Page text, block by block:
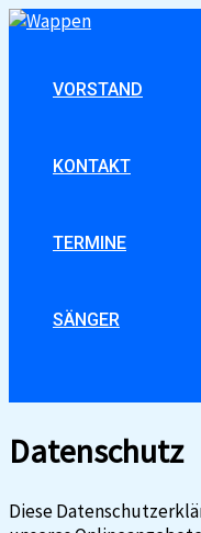
Zum
VORSTAND
KONTAKT
TERMINE
SÄNGER
Datenschutz
Diese